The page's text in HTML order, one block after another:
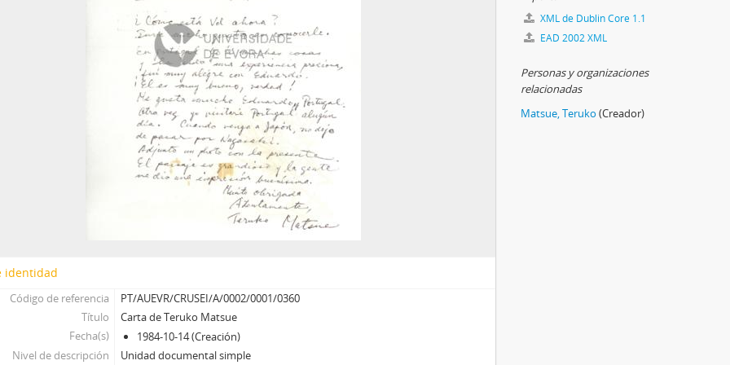
identidad
Código de referencia
PT/AUEVR/CRUSEI/A/0002/0001/0360
Título
Carta de Teruko Matsue
Fecha(s)
1984-10-14 (Creación)
Nivel de descripción
Unidad documental simple
XML de Dublin Core 1.1
EAD 2002 XML
Personas y organizaciones
relacionadas
Matsue, Teruko (Creador)